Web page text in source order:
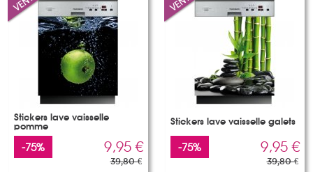
Stickers lave vaisselle
pomme
-75% 9,95 €
39,80 €
Stickers lave vaisselle galets
-75% 9,95 €
39,80 €